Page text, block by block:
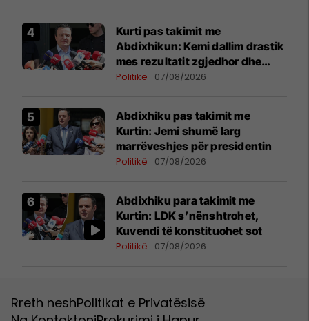
Kurti pas takimit me
Abdixhikun: Kemi dallim drastik
mes rezultatit zgjedhor dhe
kërkesave të LDK-së
Politikë 07/08/2026
Abdixhiku pas takimit me
Kurtin: Jemi shumë larg
marrëveshjes për presidentin
Politikë 07/08/2026
Abdixhiku para takimit me
Kurtin: LDK s’nënshtrohet,
Kuvendi të konstituohet sot
Politikë 07/08/2026
Rreth neshPolitikat e Privatësisë